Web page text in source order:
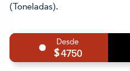
(Toneladas).
4750